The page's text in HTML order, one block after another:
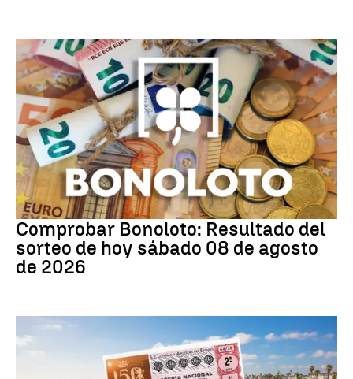
Bonoloto
Comprobar Bonoloto: Resultado del
sorteo de hoy sábado 08 de agosto
de 2026